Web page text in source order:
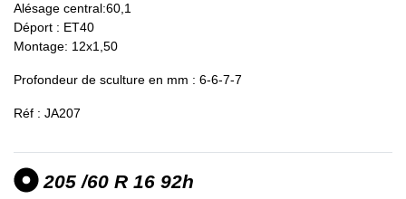
Alésage central:60,1
Déport : ET40
Montage: 12x1,50
Profondeur de sculture en mm : 6-6-7-7
Réf : JA207
205 /60 R 16 92h